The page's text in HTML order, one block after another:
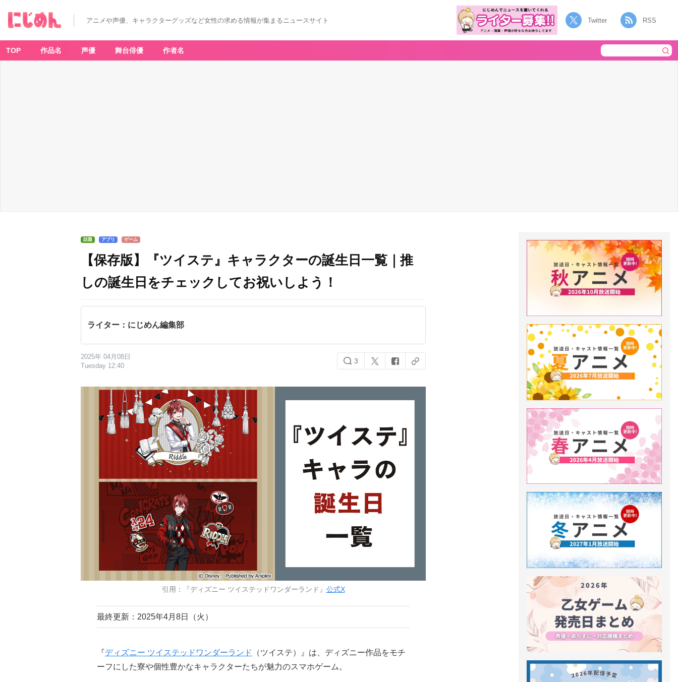
アニメや声優、キャラクターグッズなど女性の求める情報が集まるニュースサイト Twitter RSS
TOP 作品名 声優 舞台俳優 作者名
話題 アプリ ゲーム
【保存版】『ツイステ』キャラクターの誕生日一覧｜推
しの誕生日をチェックしてお祝いしよう！
ライター：にじめん編集部
2025年 04月08日
Tuesday 12:40
3
引用：『ディズニー ツイステッドワンダーランド』 公式X
最終更新：2025年4月8日（火）
『ディズニー ツイステッドワンダーランド
（ツイステ）』は、ディズニー作品をモチ
ーフにした寮や個性豊かなキャラクターたちが魅力のスマホゲーム。